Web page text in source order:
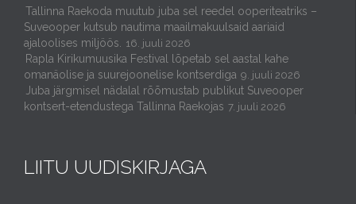
Tallinna Raekoda muutub juba sel reedel ooperiteatriks –
Suveooper kutsub nautima maailmakuulsaid aariaid
ajaloolises miljöös.
16. juuli 2026
Rapla Kirikumuusika Festival lõpetab sel aastal kahe
omanäolise ja suurejoonelise kontserdiga 9. juuli 2026
Juba järgmisel nädalal rõõmustab publikut Suveooper
kontsert-etendustega Tallinna Raekojas 7. juuli 2026
LIITU UUDISKIRJAGA